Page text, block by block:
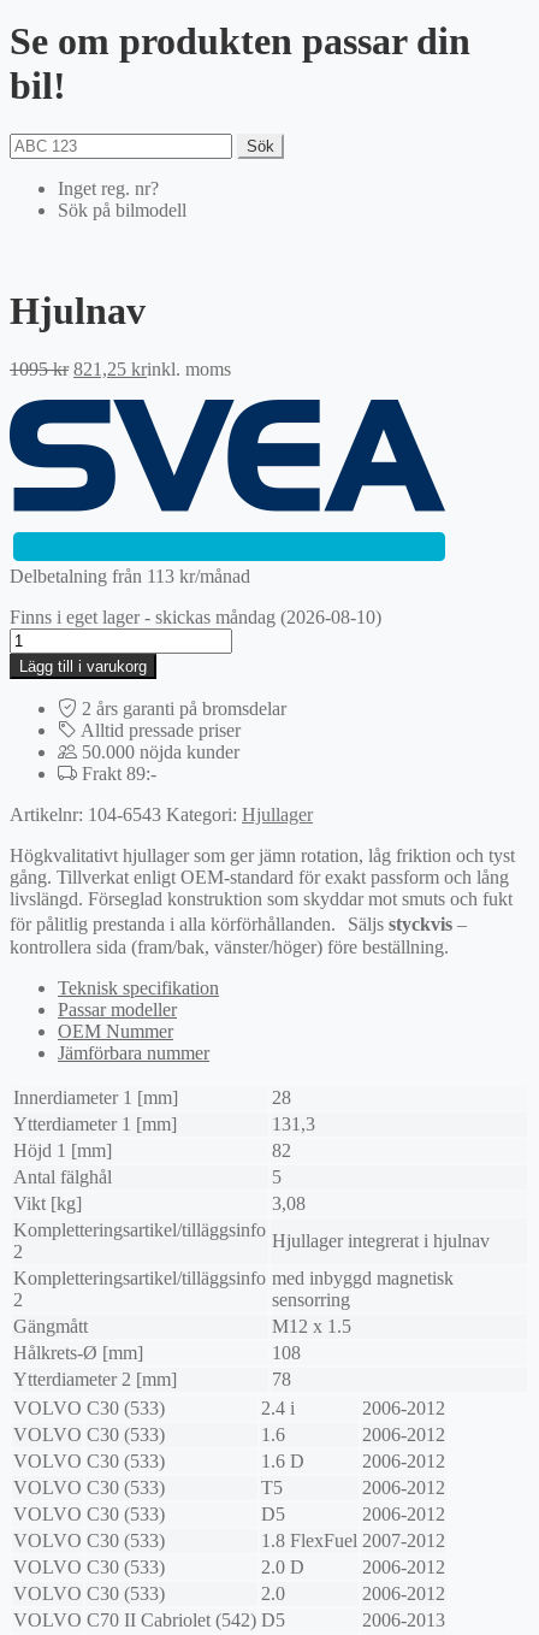
Se om produkten passar din
bil!
Sök
Inget reg. nr?
Sök på bilmodell
Hjulnav
1095kr Det
1095 kr.
821,25 krDet
priset
är:
821,25 kr.
inkl. moms
Delbetalning från 113 kr/månad
Finns i eget lager - skickas måndag (2026-08-10)
Hjulnav
mängd
Lägg till i varukorg
2 års garanti på bromsdelar
Alltid pressade priser
50.000 nöjda kunder
Frakt 89:-
Artikelnr: 104-6543 Kategori: Hjullager
Högkvalitativt hjullager som ger jämn rotation, låg friktion och tyst
gång. Tillverkat enligt OEM-standard för exakt passform och lång
livslängd. Förseglad konstruktion som skyddar mot smuts och fukt
för pålitlig prestanda i alla körförhållanden. Säljs styckvis –
kontrollera sida (fram/bak, vänster/höger) före beställning.
Teknisk specifikation
Passar modeller
OEM Nummer
Jämförbara nummer
Innerdiameter 1 [mm]
28
Ytterdiameter 1 [mm]
131,3
Höjd 1 [mm]
82
Antal fälghål
5
Vikt [kg]
3,08
Kompletteringsartikel/tilläggsinfo
2
Hjullager integrerat i hjulnav
Kompletteringsartikel/tilläggsinfo
2
med inbyggd magnetisk
sensorring
Gängmått
M12 x 1.5
Hålkrets-Ø [mm]
108
Ytterdiameter 2 [mm]
78
VOLVO C30 (533) 2.4 i
2006-2012
VOLVO C30 (533) 1.6
2006-2012
VOLVO C30 (533) 1.6 D
2006-2012
VOLVO C30 (533) T5
2006-2012
VOLVO C30 (533) D5
2006-2012
VOLVO C30 (533) 1.8 FlexFuel 2007-2012
VOLVO C30 (533) 2.0 D
2006-2012
VOLVO C30 (533) 2.0
2006-2012
VOLVO C70 II Cabriolet (542) D5
2006-2013